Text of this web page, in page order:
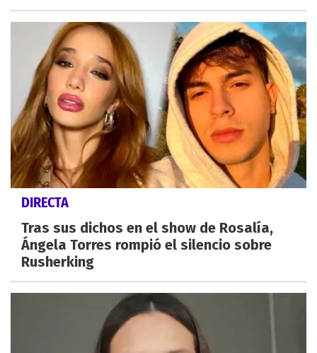
DIRECTA
Tras sus dichos en el show de Rosalía,
Ángela Torres rompió el silencio sobre
Rusherking